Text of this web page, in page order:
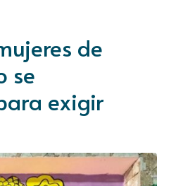
de
se
exigir